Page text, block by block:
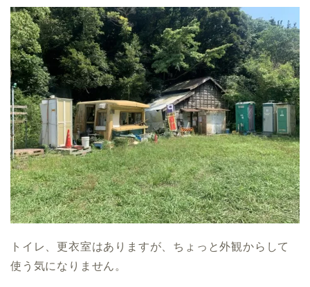
トイレ、更衣室はありますが、ちょっと外観からして
使う気になりません。